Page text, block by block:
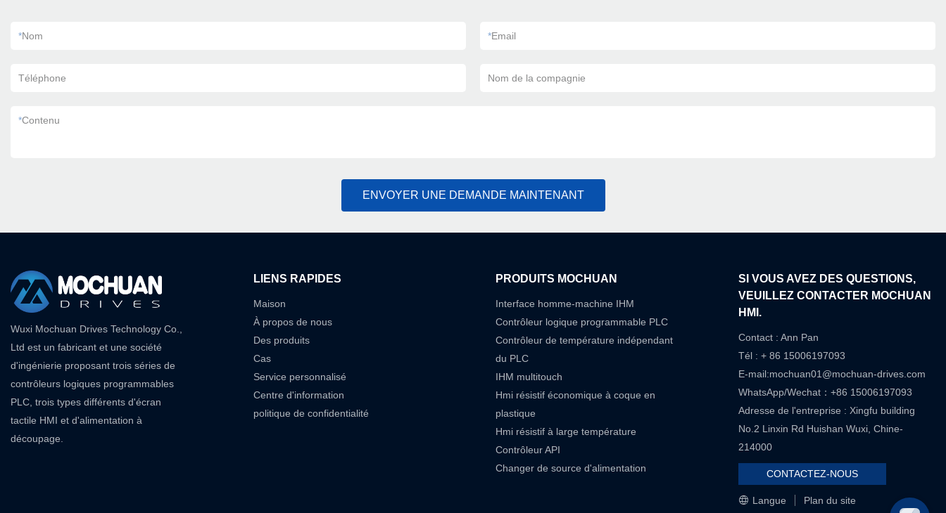
*Nom *Email
Téléphone Nom de la compagnie
*Contenu
ENVOYER UNE DEMANDE MAINTENANT
Wuxi Mochuan Drives Technology Co.,
Ltd est un fabricant et une société
d'ingénierie proposant trois séries de
contrôleurs logiques programmables
PLC, trois types différents d'écran
tactile HMI et d'alimentation à
découpage.
LIENS RAPIDES
Maison
À propos de nous
Des produits
Cas
Service personnalisé
Centre d'information
politique de confidentialité
PRODUITS MOCHUAN
Interface homme-machine IHM
Contrôleur logique programmable PLC
Contrôleur de température indépendant
du PLC
IHM multitouch
Hmi résistif économique à coque en
plastique
Hmi résistif à large température
Contrôleur API
Changer de source d'alimentation
SI VOUS AVEZ DES QUESTIONS,
VEUILLEZ CONTACTER MOCHUAN
HMI.
Contact : Ann Pan
Tél : + 86 15006197093
E-mail:mochuan01@mochuan-drives.com
WhatsApp/Wechat：+86 15006197093
Adresse de l'entreprise : Xingfu building
No.2 Linxin Rd Huishan Wuxi, Chine-
214000
CONTACTEZ-NOUS
Langue Plan du site